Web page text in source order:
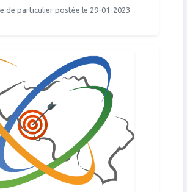
de particulier postée le 29-01-2023